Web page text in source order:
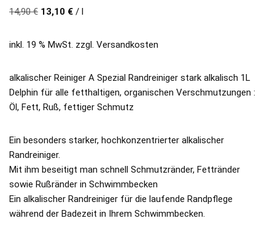
14,90€ 13,10 € / l
inkl. 19 % MwSt. zzgl. Versandkosten
alkalischer Reiniger A Spezial Randreiniger stark alkalisch 1L
Delphin für alle fetthaltigen, organischen Verschmutzungen :
Öl, Fett, Ruß, fettiger Schmutz
Ein besonders starker, hochkonzentrierter alkalischer
Randreiniger.
Mit ihm beseitigt man schnell Schmutzränder, Fettränder
sowie Rußränder in Schwimmbecken
Ein alkalischer Randreiniger für die laufende Randpflege
während der Badezeit in Ihrem Schwimmbecken.